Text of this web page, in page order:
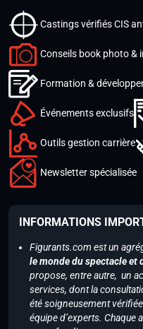
Castings vérifiés CIS
Conseils book photo &
Formation &
Événements exclusifs
Outils gestion carrière
Newsletter spécialisée
INFORMATIONS
Figurants.com est un
le monde du spectacle et
propose, entre autre, un
services, dont la
été soigneusement
équipe d’experts. Chaque